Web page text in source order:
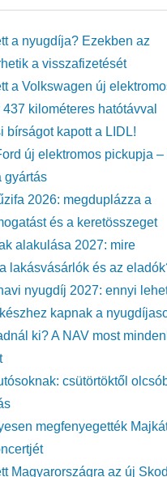
a nyugdíja? Ezekben az
a visszafizetését
a Volkswagen új
kilométeres hatótávval
bírságot kapott a LIDL!
új elektromos pickupja –
gyártás
2026: megduplázza a
és a keretösszeget
alakulása 2027: mire
lakásvásárlók és az
nyugdíj 2027: ennyi
kapnak a
ki? A NAV most
csütörtöktől
megfenyegették
Magyarországra az új